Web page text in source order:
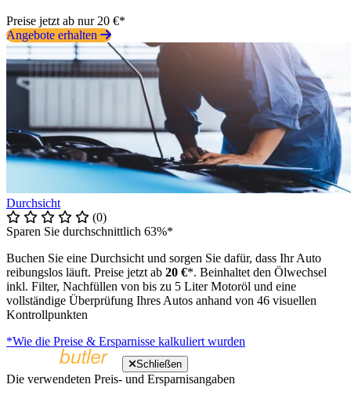
Preise jetzt ab nur 20 €*
Angebote erhalten
Durchsicht
(0)
Sparen Sie durchschnittlich 63%*
Buchen Sie eine Durchsicht und sorgen Sie dafür, dass Ihr Auto
reibungslos läuft. Preise jetzt ab 20 €*. Beinhaltet den Ölwechsel
inkl. Filter, Nachfüllen von bis zu 5 Liter Motoröl und eine
vollständige Überprüfung Ihres Autos anhand von 46 visuellen
Kontrollpunkten
*Wie die Preise & Ersparnisse kalkuliert wurden
Schließen
Die verwendeten Preis- und Ersparnisangaben